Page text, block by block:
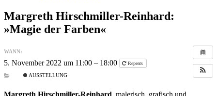
Margreth Hirschmiller-Reinhard:
»Magie der Farben«
WANN:
5. November 2022 um 11:00 – 18:00 Repeats
AUSSTELLUNG
Margreth Hirschmiller-Reinhard , malerisch, grafisch und